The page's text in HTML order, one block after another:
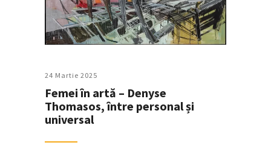
24 Martie 2025
Femei în artă – Denyse
Thomasos, între personal și
universal